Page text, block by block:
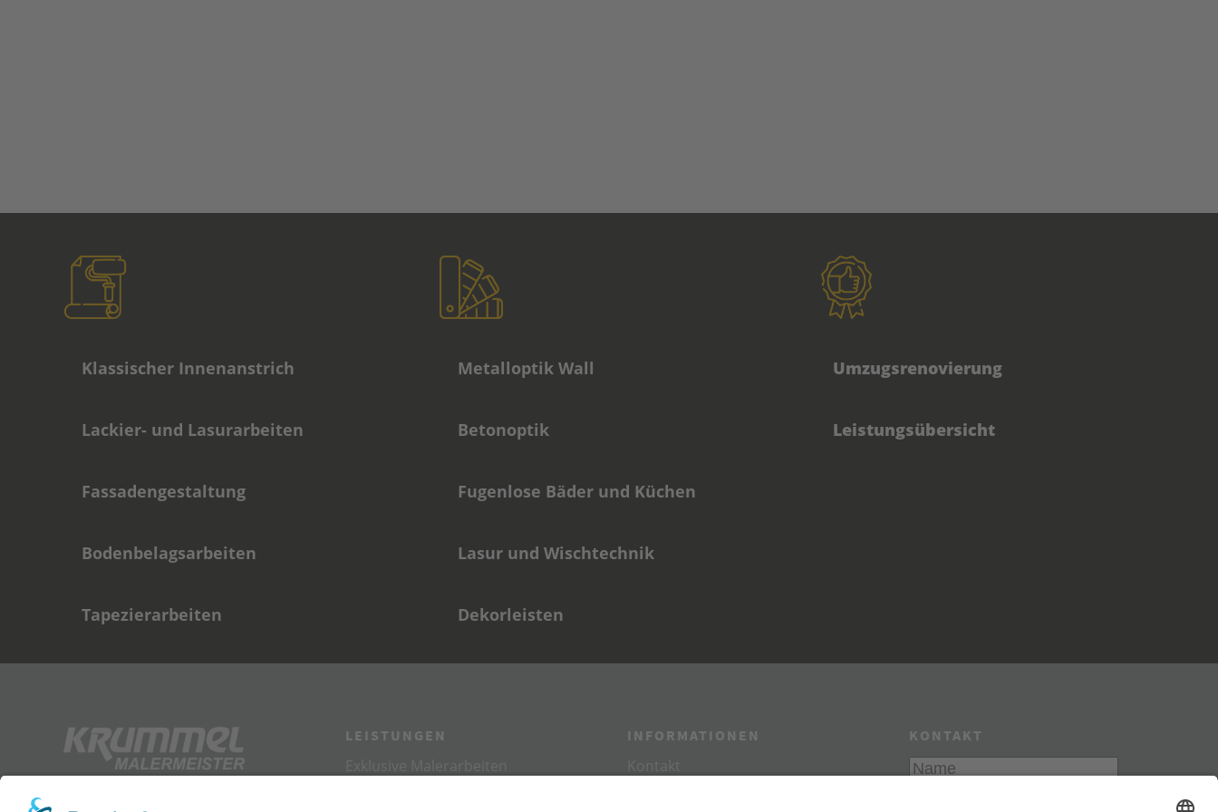
Klassischer Innenanstrich
Lackier- und Lasurarbeiten
Fassadengestaltung
Bodenbelagsarbeiten
Tapezierarbeiten
Metalloptik Wall
Betonoptik
Fugenlose Bäder und Küchen
Lasur und Wischtechnik
Dekorleisten
Umzugsrenovierung
Leistungsübersicht
LEISTUNGEN INFORMATIONEN KONTAKT